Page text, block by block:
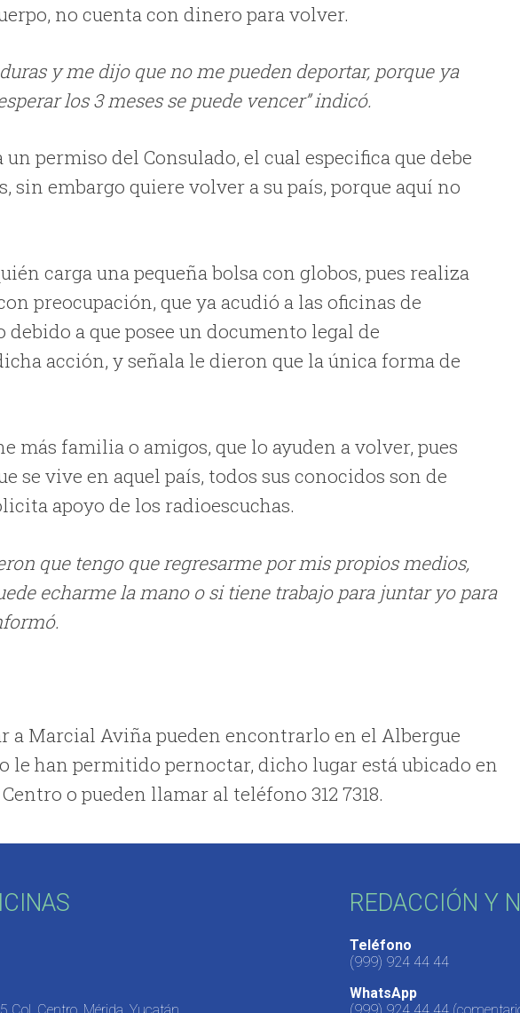
no cuenta con dinero para volver.
y me dijo que no me pueden deportar, porque ya
los 3 meses se puede vencer” indicó.
permiso del Consulado, el cual especifica que debe
sin embargo quiere volver a su país, porque aquí no
carga una pequeña bolsa con globos, pues realiza
preocupación, que ya acudió a las oficinas de
a que posee un documento legal de
acción, y señala le dieron que la única forma de
más familia o amigos, que lo ayuden a volver, pues
se vive en aquel país, todos sus conocidos son de
apoyo de los radioescuchas.
que tengo que regresarme por mis propios medios,
echarme la mano o si tiene trabajo para juntar yo para
a Marcial Aviña pueden encontrarlo en el Albergue
le han permitido pernoctar, dicho lugar está ubicado en
o pueden llamar al teléfono 312 7318.
REDACCIÓN Y
Teléfono
(999) 924 44 44
WhatsApp